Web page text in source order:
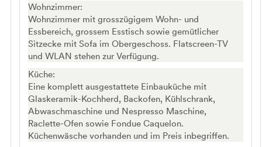
Wohnzimmer:
Wohnzimmer mit grosszügigem Wohn- und
Essbereich, grossem Esstisch sowie gemütlicher
Sitzecke mit Sofa im Obergeschoss. Flatscreen-TV
und WLAN stehen zur Verfügung.
Küche:
Eine komplett ausgestattete Einbauküche mit
Glaskeramik-Kochherd, Backofen, Kühlschrank,
Abwaschmaschine und Nespresso Maschine,
Raclette-Ofen sowie Fondue Caquelon.
Küchenwäsche vorhanden und im Preis inbegriffen.